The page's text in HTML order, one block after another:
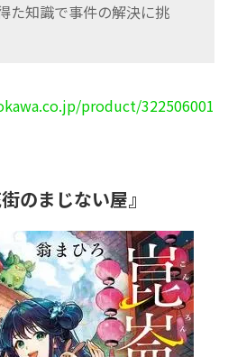
た知識で事件の解決に挑
product/322506001
のまじない屋』